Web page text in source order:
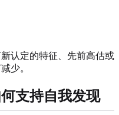
认定的特征、先前高估或
少。
支持自我发现